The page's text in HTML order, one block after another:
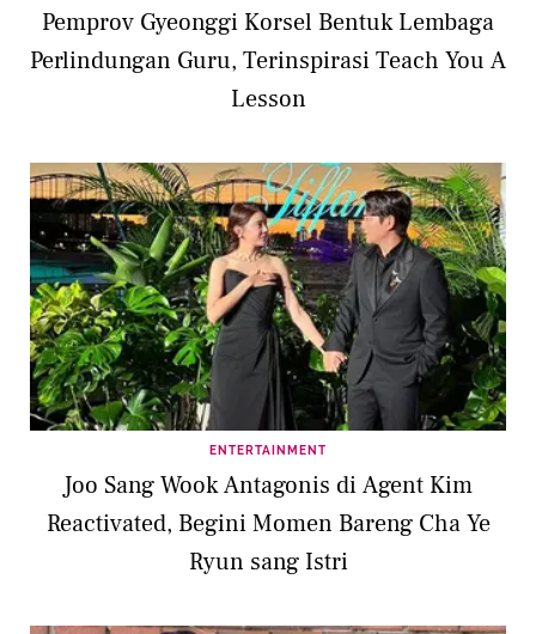
Pemprov Gyeonggi Korsel Bentuk Lembaga
Perlindungan Guru, Terinspirasi Teach You A
Lesson
ENTERTAINMENT
Joo Sang Wook Antagonis di Agent Kim
Reactivated, Begini Momen Bareng Cha Ye
Ryun sang Istri